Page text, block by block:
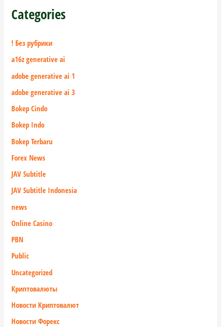
Categories
! Без рубрики
a16z generative ai
adobe generative ai 1
adobe generative ai 3
Bokep Cindo
Bokep Indo
Bokep Terbaru
Forex News
JAV Subtitle
JAV Subtitle Indonesia
news
Online Casino
PBN
Public
Uncategorized
Криптовалюты
Новости Криптовалют
Новости Форекс